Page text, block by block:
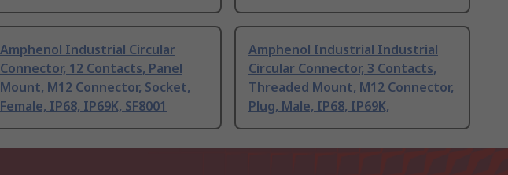
Amphenol Industrial Circular
Connector, 12 Contacts, Panel
Mount, M12 Connector, Socket,
Female, IP68, IP69K, SF8001
Amphenol Industrial Industrial
Circular Connector, 3 Contacts,
Threaded Mount, M12 Connector,
Plug, Male, IP68, IP69K,